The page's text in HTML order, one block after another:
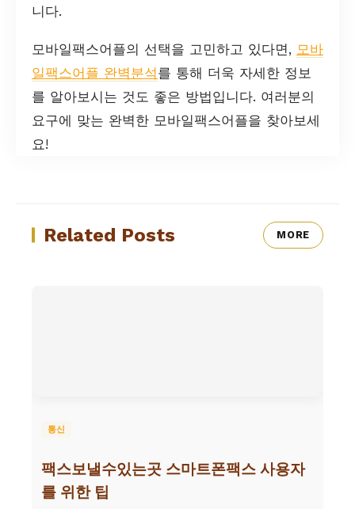
니다.
모바일팩스어플의 선택을 고민하고 있다면, 모바
일팩스어플 완벽분석를 통해 더욱 자세한 정보
를 알아보시는 것도 좋은 방법입니다. 여러분의
요구에 맞는 완벽한 모바일팩스어플을 찾아보세
요!
Related Posts MORE
통신
팩스보낼수있는곳 스마트폰팩스 사용자
를 위한 팁